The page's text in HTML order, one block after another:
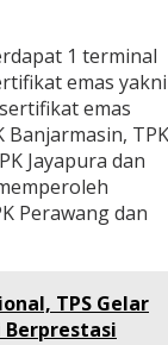
1 terminal
emas yakni
emas
Banjarmasin, TPK
Jayapura dan
Perawang dan
TPS Gelar